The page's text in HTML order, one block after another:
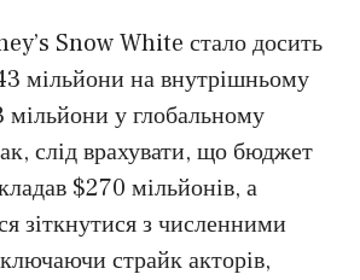
Snow White стало досить
мільйони на внутрішньому
у глобальному
слід врахувати, що бюджет
$270 мільйонів, а
зіткнутися з численними
страйк акторів,